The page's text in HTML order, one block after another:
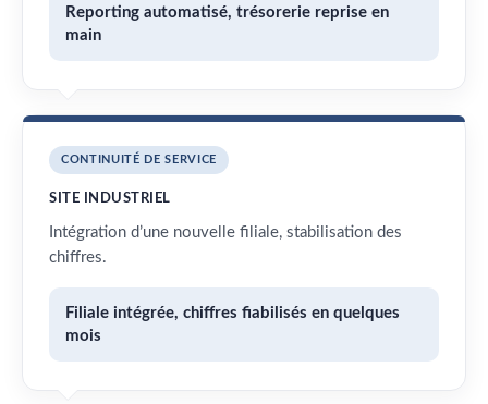
Reporting automatisé, trésorerie reprise en
main
CONTINUITÉ DE SERVICE
SITE INDUSTRIEL
Intégration d’une nouvelle filiale, stabilisation des
chiffres.
Filiale intégrée, chiffres fiabilisés en quelques
mois